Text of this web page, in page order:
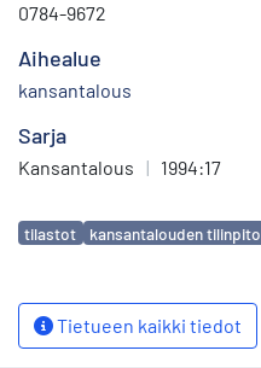
0784-9672
Aihealue
kansantalous
Sarja
Kansantalous | 1994:17
Avainsanat
tilastot kansantalouden tilinpito
Tietueen kaikki tiedot